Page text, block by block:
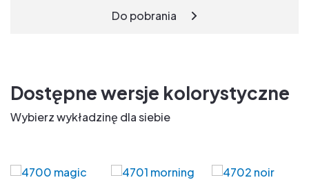
Do pobrania
Dostępne wersje kolorystyczne
Wybierz wykładzinę dla siebie